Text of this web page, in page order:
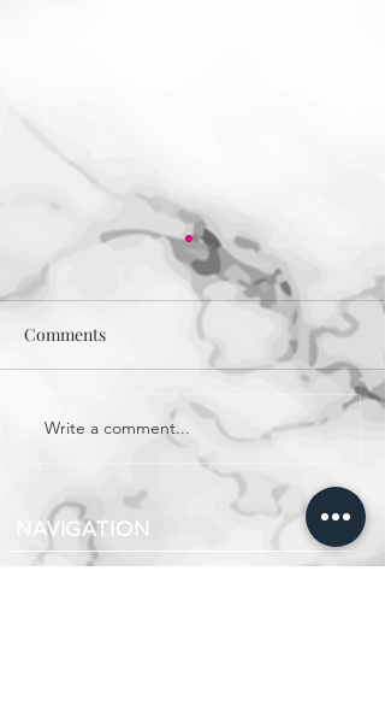
【管理心得】物管業吸新
世代 盼扭轉刻板印象
發牌＋設立守則推動專業
化
Comments
Write a comment...
NAVIGATION